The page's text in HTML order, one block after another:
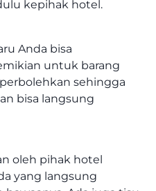
kepihak hotel.
Anda bisa
untuk barang
sehingga
bisa langsung
oleh pihak hotel
yang langsung